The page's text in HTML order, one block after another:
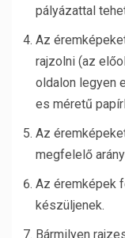
pályázattal
Az
rajzolni (az
oldalon legyen
es méretű
Az
megfelelő
Az éremképek
készüljenek.
Bármilyen